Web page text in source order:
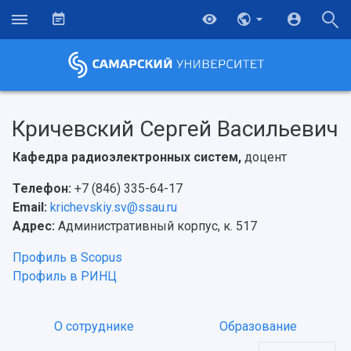
НАЗАД
Кричевский Сергей Васильевич
Кафедра радиоэлектронных систем, доцент
Телефон: +7 (846) 335-64-17
Email: krichevskiy.sv@ssau.ru
Адрес: Административный корпус, к. 517
Профиль в Scopus
Профиль в РИНЦ
О сотруднике Образование